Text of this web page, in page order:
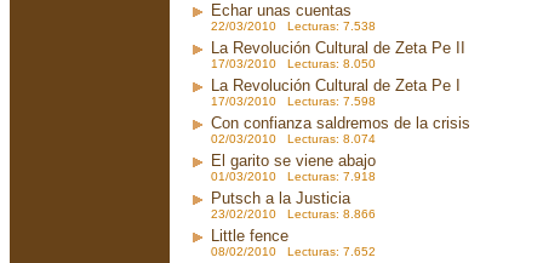
Echar unas cuentas
22/03/2010 Lecturas: 7.538
La Revolución Cultural de Zeta Pe II
17/03/2010 Lecturas: 8.050
La Revolución Cultural de Zeta Pe I
17/03/2010 Lecturas: 7.598
Con confianza saldremos de la crisis
02/03/2010 Lecturas: 8.074
El garito se viene abajo
01/03/2010 Lecturas: 7.918
Putsch a la Justicia
23/02/2010 Lecturas: 8.866
Little fence
08/02/2010 Lecturas: 7.652